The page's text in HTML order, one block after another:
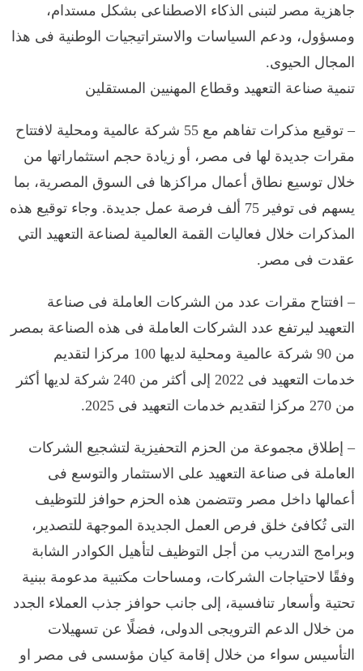
جاهزية مصر لتبنى الذكاء الاصطناعى بشكل مستدام،
ومسؤول، ودعم السياسات والاستراتيجيات الوطنية فى هذا
المجال الحيوى.
تنمية صناعة التعهيد وقطاع المهنيين المستقلين
– توقيع مذكرات تفاهم مع 55 شركة عالمية ومحلية لافتتاح
مقرات جديدة لها فى مصر، أو زيادة حجم استثماراتها من
خلال توسيع نطاق أعمال مراكزها فى السوق المصرية، بما
يسهم فى توفير 75 ألف فرصة عمل جديدة. وجاء توقيع هذه
المذكرات خلال فعاليات القمة العالمية لصناعة التعهيد التي
عقدت فى مصر.
– افتتاح مقرات عدد من الشركات العاملة فى صناعة
التعهيد ليرتفع عدد الشركات العاملة فى هذه الصناعة بمصر
من 90 شركة عالمية ومحلية لديها 100 مركزا لتقديم
خدمات التعهيد فى 2022 إلى أكثر من 240 شركة لديها أكثر
من 270 مركزا لتقديم خدمات التعهيد فى 2025.
– إطلاق مجموعة من الحزم التحفيزية لتشجيع الشركات
العاملة فى صناعة التعهيد على الاستثمار والتوسع فى
أعمالها داخل مصر وتتضمن هذه الحزم حوافز للتوظيف
التى تُكافئ خلق فرص العمل الجديدة الموجهة للتصدير،
وبرامج التدريب من أجل التوظيف لتأهيل الكوادر الشابة
وفقًا لاحتياجات الشركات، ومساحات مكتبية مدعومة ببنية
تحتية وأسعار تنافسية، إلى جانب حوافز جذب العملاء الجدد
من خلال الدعم الترويجى الدولى، فضلًا عن تسهيلات
التأسيس سواء من خلال إقامة كيان مؤسسى فى مصر او